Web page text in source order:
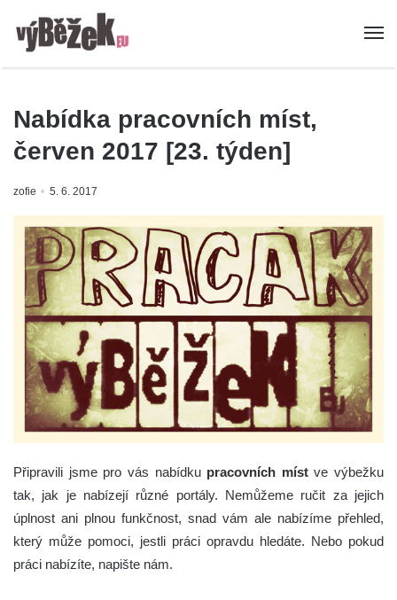
Nabídka pracovních míst,
červen 2017 [23. týden]
zofie 5. 6. 2017
Připravili jsme pro vás nabídku pracovních místve výbežku
tak, jak je nabízejí různé portály. Nemůžeme ručit za jejich
úplnost ani plnou funkčnost, snad vám ale nabízíme přehled,
který může pomoci, jestli práci opravdu hledáte. Nebo pokud
práci nabízíte, napište nám.